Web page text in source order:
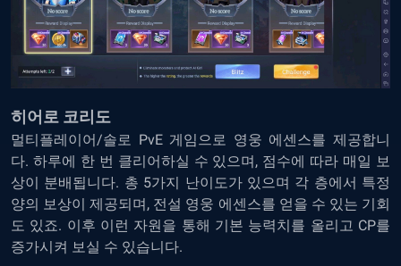
히어로 코리도
멀티플레이어/솔로 PvE 게임으로 영웅 에센스를 제공합니
다. 하루에 한 번 클리어하실 수 있으며, 점수에 따라 매일 보
상이 분배됩니다. 총 5가지 난이도가 있으며 각 층에서 특정
양의 보상이 제공되며, 전설 영웅 에센스를 얻을 수 있는 기회
도 있죠. 이후 이런 자원을 통해 기본 능력치를 올리고 CP를
증가시켜 보실 수 있습니다.